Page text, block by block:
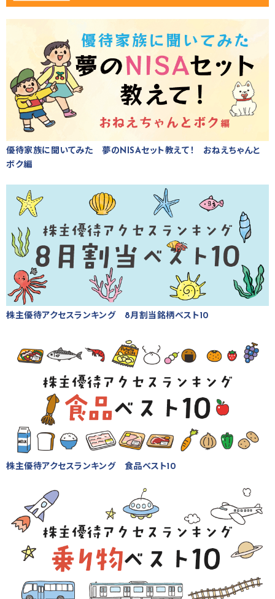
優待家族に聞いてみた 夢のNISAセット教えて！ おねえちゃんと
ボク編
株主優待アクセスランキング 8月割当銘柄ベスト10
株主優待アクセスランキング 食品ベスト10